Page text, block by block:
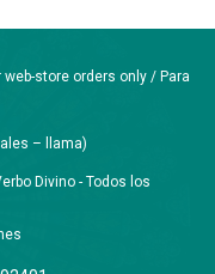
web-store orders only / Para
– llama)
Divino - Todos los